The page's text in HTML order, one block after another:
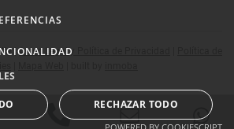
|Aviso Legal y Política de Privacidad
RECHAZAR TODO